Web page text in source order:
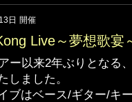
日 開催
Live～夢想歌
ー以来2年ぶりとなる
しました。
ブはベース/ギター/キ